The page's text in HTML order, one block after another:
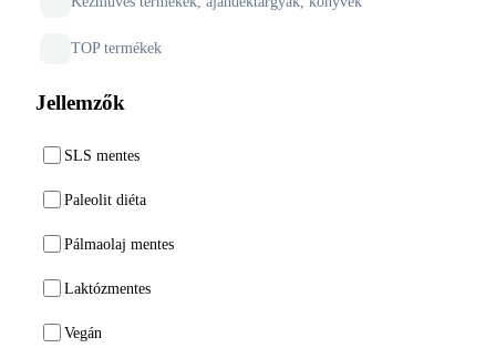
TOP termékek
Jellemzők
SLS mentes
Paleolit diéta
Pálmaolaj mentes
Laktózmentes
Vegán